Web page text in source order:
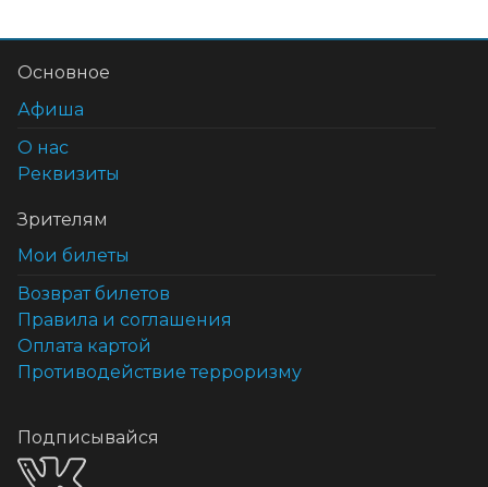
Основное
Афиша
О нас
Реквизиты
Зрителям
Мои билеты
Возврат билетов
Правила и соглашения
Оплата картой
Противодействие терроризму
Подписывайся